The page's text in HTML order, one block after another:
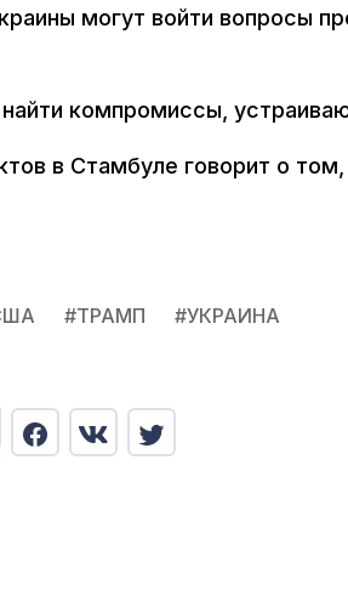
могут войти вопросы
компромиссы,
в Стамбуле говорит о
#ТРАМП #УКРАИНА